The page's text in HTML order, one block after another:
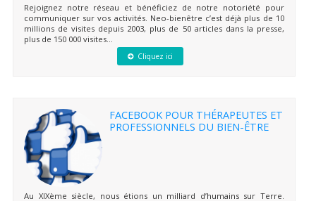
Rejoignez notre réseau et bénéficiez de notre notoriété pour
communiquer sur vos activités. Neo-bienêtre c’est déjà plus de 10
millions de visites depuis 2003, plus de 50 articles dans la presse,
plus de 150 000 visites...
Cliquez ici
FACEBOOK POUR THÉRAPEUTES ET
PROFESSIONNELS DU BIEN-ÊTRE
Au XIXème siècle, nous étions un milliard d’humains sur Terre.